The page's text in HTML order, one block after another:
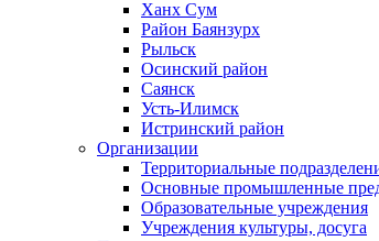
Ханх Сум
Район Баянзурх
Рыльск
Осинский район
Саянск
Усть-Илимск
Истринский район
Организации
Территориальные
Основные промышленные
Образовательные учреждения
Учреждения культуры, досуга